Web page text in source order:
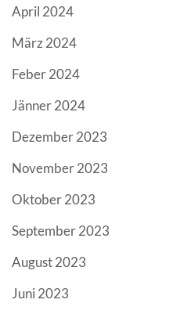
April 2024
März 2024
Feber 2024
Jänner 2024
Dezember 2023
November 2023
Oktober 2023
September 2023
August 2023
Juni 2023